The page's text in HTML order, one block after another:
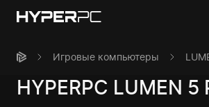
Игровые компьютеры
HYPERPC LUMEN 5